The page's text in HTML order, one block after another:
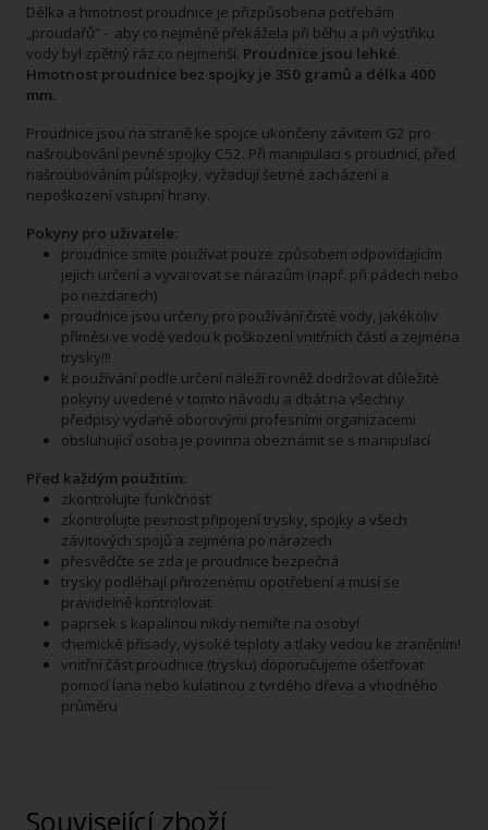
Délka a hmotnost proudnice je přizpůsobena potřebám
„proudařů“ - aby co nejméně překážela při běhu a při výstřiku
vody byl zpětný ráz co nejmenší. Proudnice jsou lehké.
Hmotnost proudnice bez spojky je 350 gramů a délka 400
mm.
Proudnice jsou na straně ke spojce ukončeny závitem G2 pro
našroubování pevné spojky C52. Při manipulaci s proudnicí, před
našroubováním půlspojky, vyžadují šetrné zacházení a
nepoškození vstupní hrany.
Pokyny pro uživatele:
proudnice smíte používat pouze způsobem odpovídajícím
jejich určení a vyvarovat se nárazům (např. při pádech nebo
po nezdarech)
proudnice jsou určeny pro používání čisté vody, jakékoliv
příměsi ve vodě vedou k poškození vnitřních částí a zejména
trysky!!!
k používání podle určení náleží rovněž dodržovat důležité
pokyny uvedené v tomto návodu a dbát na všechny
předpisy vydané oborovými profesními organizacemi
obsluhující osoba je povinna obeznámit se s manipulací
Před každým použitím:
zkontrolujte funkčnost
zkontrolujte pevnost připojení trysky, spojky a všech
závitových spojů a zejména po nárazech
přesvědčte se zda je proudnice bezpečná
trysky podléhají přirozenému opotřebení a musí se
pravidelně kontrolovat
paprsek s kapalinou nikdy nemiřte na osoby!
chemické přísady, vysoké teploty a tlaky vedou ke zraněním!
vnitřní část proudnice (trysku) doporučujeme ošetřovat
pomocí lana nebo kulatinou z tvrdého dřeva a vhodného
průměru
Související zboží